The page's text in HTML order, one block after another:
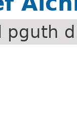
pguth